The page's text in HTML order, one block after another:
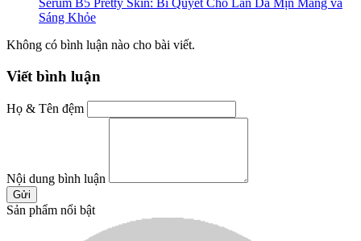
Serum B5 Pretty Skin: Bí Quyết Cho Làn Da Mịn Màng và
Sáng Khỏe
Không có bình luận nào cho bài viết.
Viết bình luận
Họ & Tên đệm
Nội dung bình luận
Gửi
Sản phẩm nổi bật